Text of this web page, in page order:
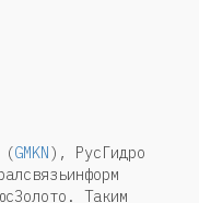
(GMKN), РусГидро
Таким